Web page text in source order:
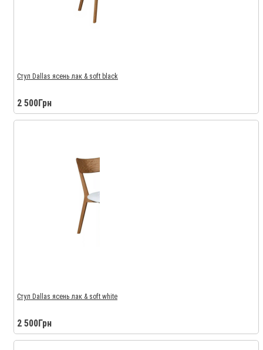
Стул Dallas ясень лак & soft black
2 500Грн
Стул Dallas ясень лак & soft white
2 500Грн